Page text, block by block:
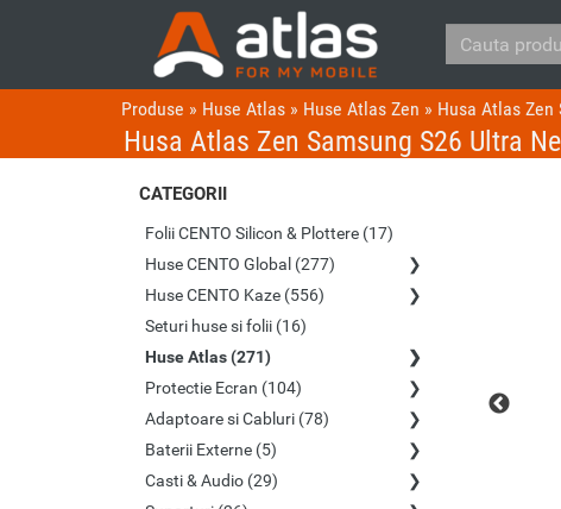
Produse » Huse Atlas » Huse Atlas Zen » Husa Atlas Zen
Husa Atlas Zen Samsung S26 Ultra
CATEGORII
Folii CENTO Silicon & Plottere (17)
Huse CENTO Global (277)
Huse CENTO Kaze (556)
Seturi huse si folii (16)
Huse Atlas (271)
Protectie Ecran (104)
Adaptoare si Cabluri (78)
Baterii Externe (5)
Casti & Audio (29)